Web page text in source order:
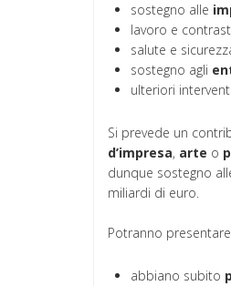
sostegno alle
lavoro e
salute e
sostegno agli
ulteriori
Si prevede un
d’impresa, arte o
dunque sostegno
miliardi di euro.
Potranno presentare
abbiano subito